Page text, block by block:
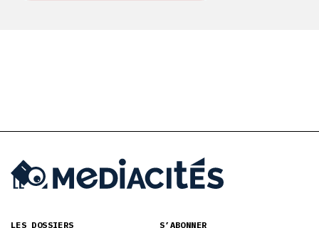
LES DOSSIERS S’ABONNER